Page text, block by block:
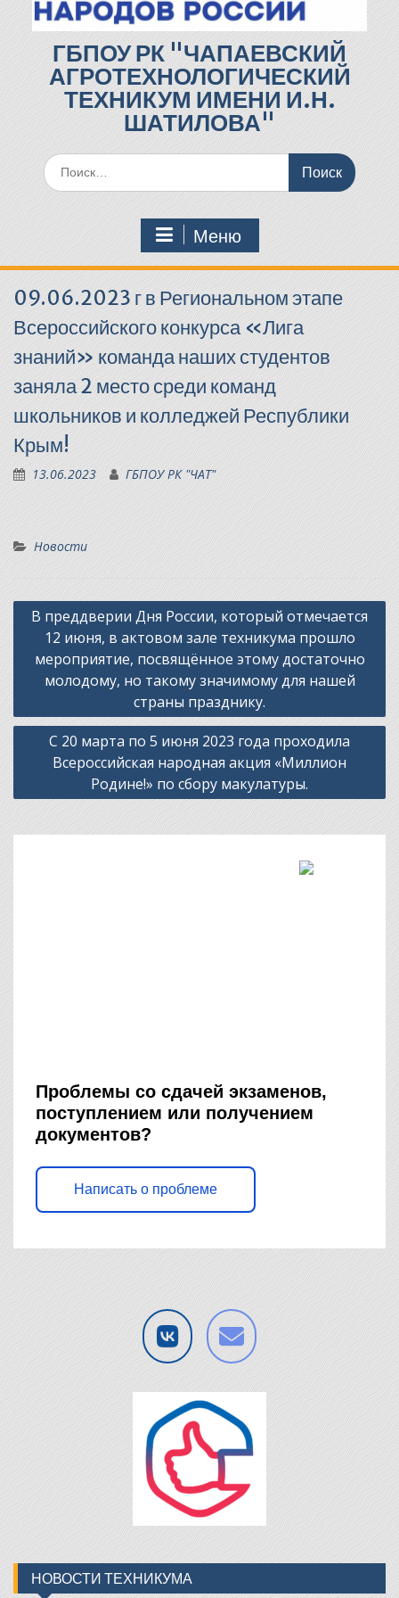
ГБПОУ РК "ЧАПАЕВСКИЙ
АГРОТЕХНОЛОГИЧЕСКИЙ
ТЕХНИКУМ ИМЕНИ И.Н.
ШАТИЛОВА"
Поиск
по:
Меню
09.06.2023 г в Региональном этапе
Всероссийского конкурса «Лига
знаний» команда наших студентов
заняла 2 место среди команд
школьников и колледжей Республики
Крым!
13.06.2023 ГБПОУ РК "ЧАТ"
Новости
Навигация
записям
В преддверии Дня России, который отмечается
12 июня, в актовом зале техникума прошло
мероприятие, посвящённое этому достаточно
молодому, но такому значимому для нашей
страны празднику.
С 20 марта по 5 июня 2023 года проходила
Всероссийская народная акция «Миллион
Родине!» по сбору макулатуры.
Проблемы со сдачей экзаменов,
поступлением или получением
документов?
Написать о проблеме
НОВОСТИ ТЕХНИКУМА